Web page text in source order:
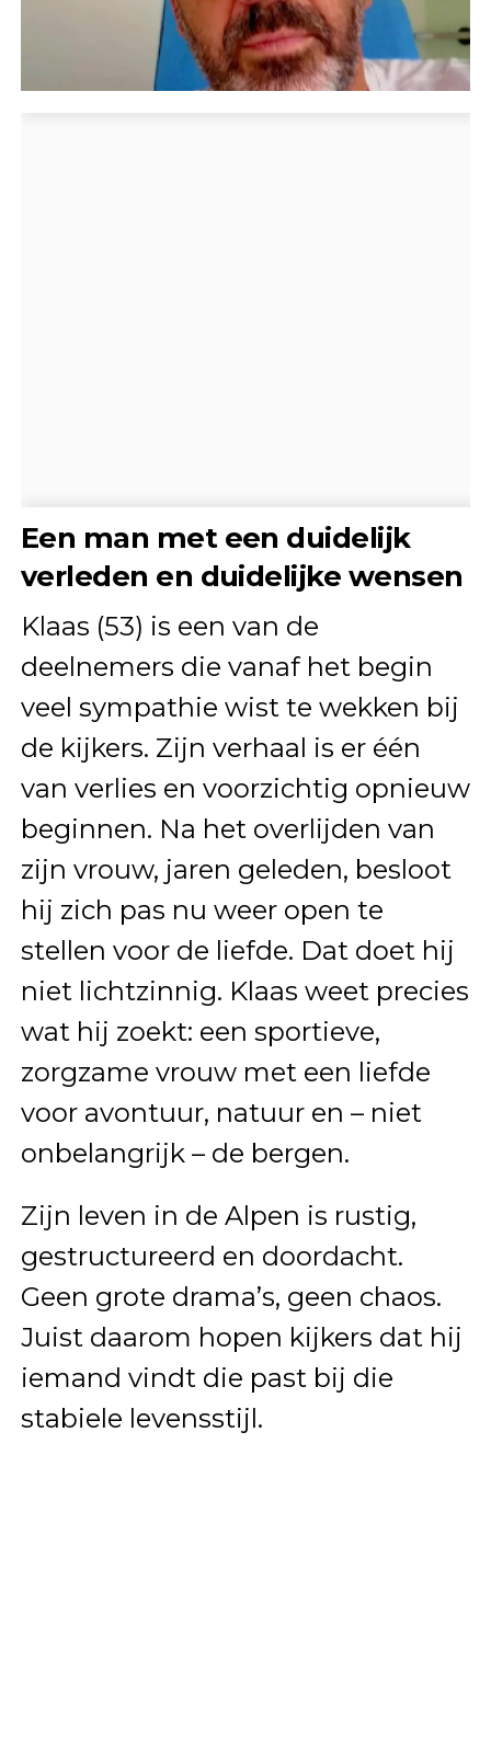
Een man met een duidelijk
verleden en duidelijke wensen
Klaas (53) is een van de
deelnemers die vanaf het begin
veel sympathie wist te wekken bij
de kijkers. Zijn verhaal is er één
van verlies en voorzichtig opnieuw
beginnen. Na het overlijden van
zijn vrouw, jaren geleden, besloot
hij zich pas nu weer open te
stellen voor de liefde. Dat doet hij
niet lichtzinnig. Klaas weet precies
wat hij zoekt: een sportieve,
zorgzame vrouw met een liefde
voor avontuur, natuur en – niet
onbelangrijk – de bergen.
Zijn leven in de Alpen is rustig,
gestructureerd en doordacht.
Geen grote drama’s, geen chaos.
Juist daarom hopen kijkers dat hij
iemand vindt die past bij die
stabiele levensstijl.